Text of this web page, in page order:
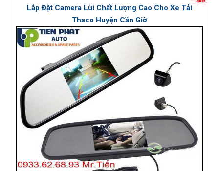
Lắp Đặt Camera Lùi Chất Lượng Cao Cho Xe Tải
Thaco Huyện Cần Giờ